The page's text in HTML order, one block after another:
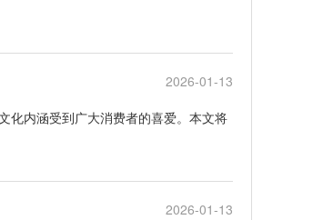
2026-01-13
化内涵受到广大消费者的喜爱。本文将
2026-01-13